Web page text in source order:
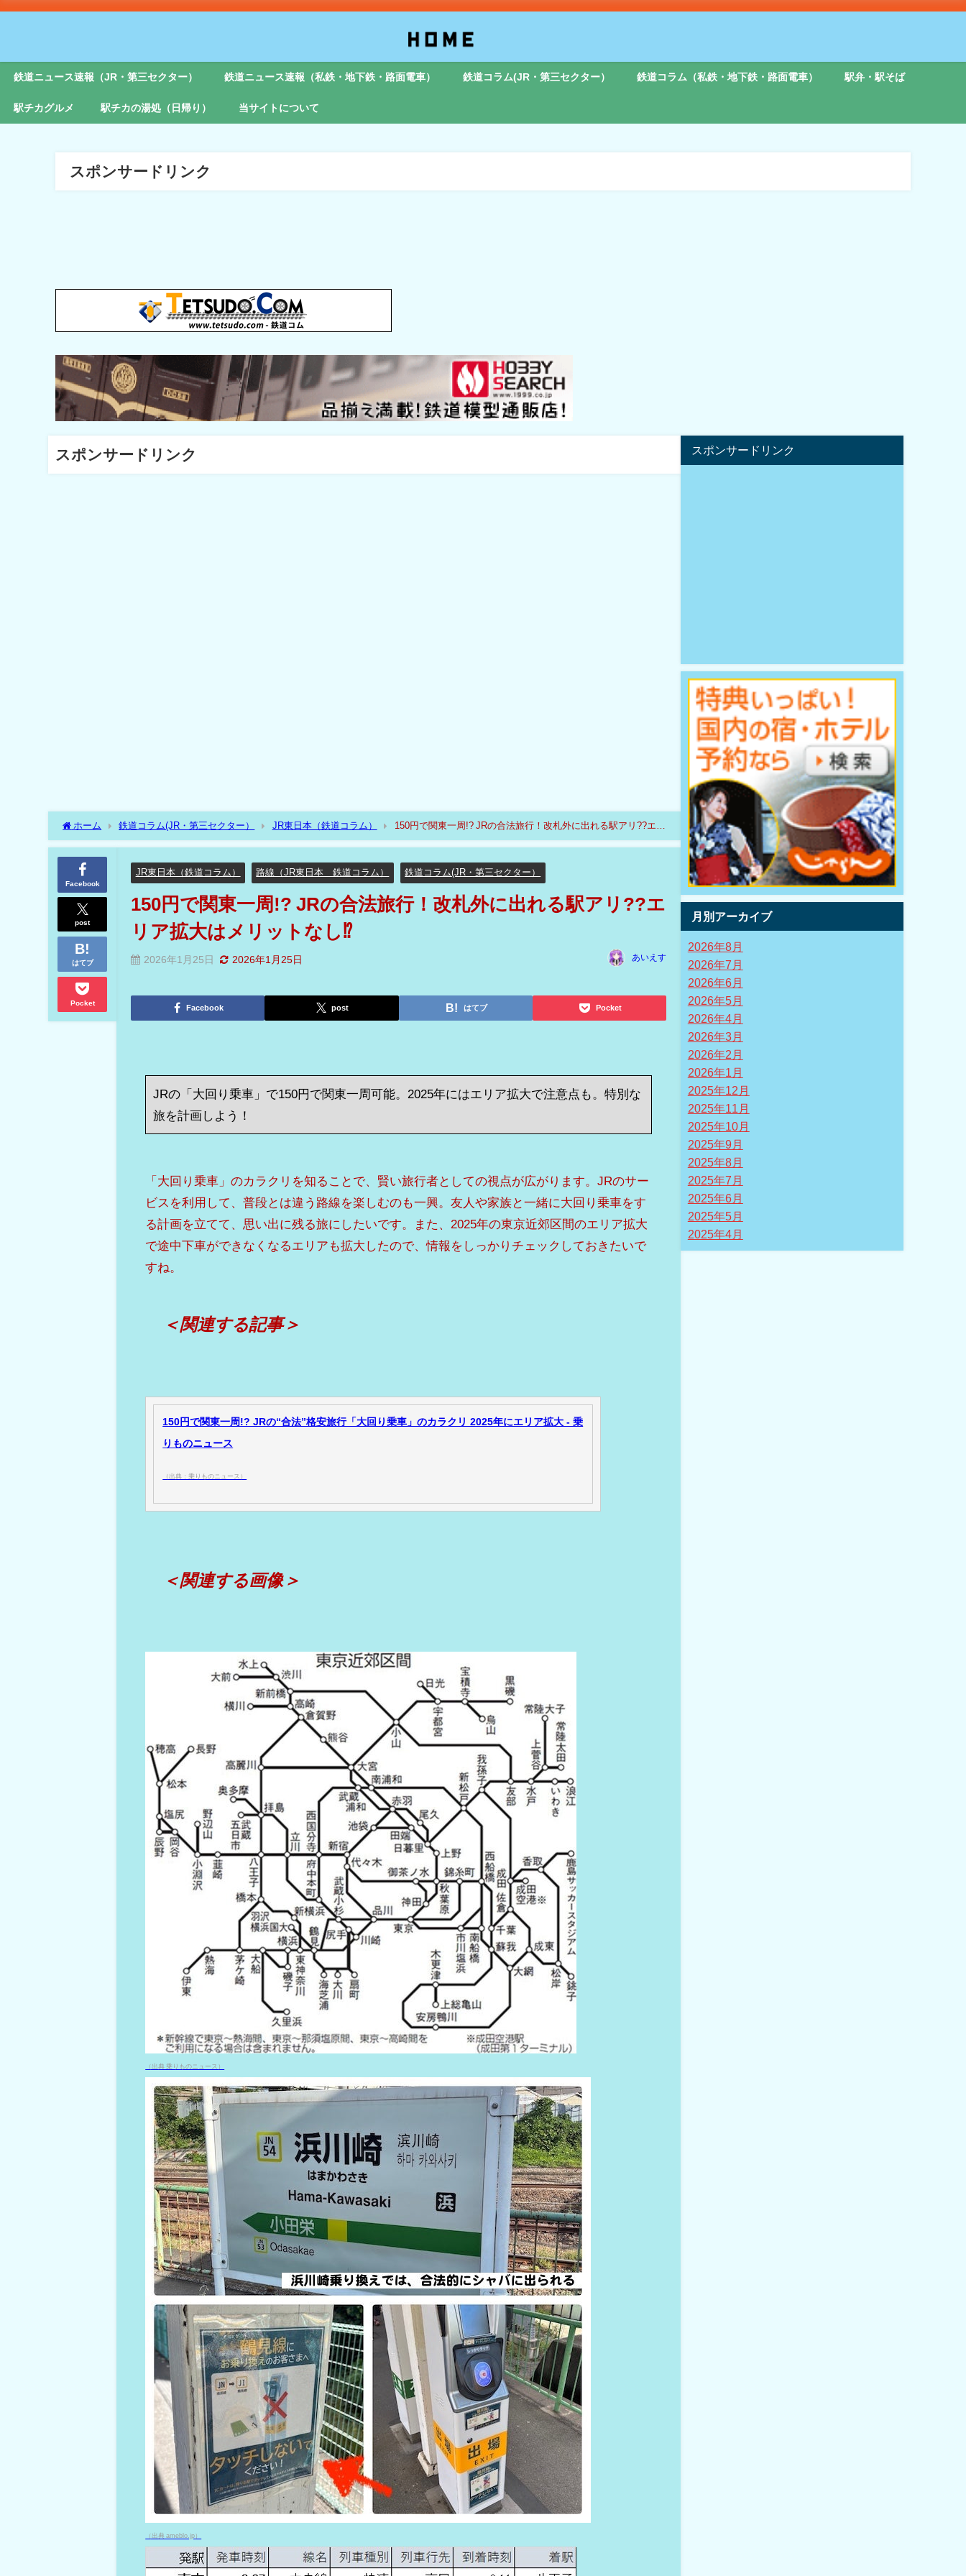
鉄道ニュース速報（JR・第三セクター） 鉄道ニュース速報（私鉄・地下鉄・路面電車） 鉄道コラム(JR・第三セクター） 鉄道コラム（私鉄・地下鉄・路面電車） 駅弁・駅そば
駅チカグルメ 駅チカの湯処（日帰り） 当サイトについて
スポンサードリンク
スポンサードリンク
ホーム 鉄道コラム(JR・第三セクター） JR東日本（鉄道コラム）
150円で関東一周!? JRの合法旅行！改札外に出れる駅アリ??エリ
ア拡大はメリットなし⁉
Facebook
post
はてブ
Pocket
JR東日本（鉄道コラム） 路線（JR東日本 鉄道コラム） 鉄道コラム(JR・第三セクター）
150円で関東一周!? JRの合法旅行！改札外に出れる駅アリ??エ
リア拡大はメリットなし⁉
2026年1月25日 2026年1月25日 あいえす
Facebook post はてブ Pocket
JRの「大回り乗車」で150円で関東一周可能。2025年にはエリア拡大で注意点も。特別な
旅を計画しよう！
「大回り乗車」のカラクリを知ることで、賢い旅行者としての視点が広がります。JRのサー
ビスを利用して、普段とは違う路線を楽しむのも一興。友人や家族と一緒に大回り乗車をす
る計画を立てて、思い出に残る旅にしたいです。また、2025年の東京近郊区間のエリア拡大
で途中下車ができなくなるエリアも拡大したので、情報をしっかりチェックしておきたいで
すね。
＜関連する記事＞
150円で関東一周!? JRの“合法”格安旅行「大回り乗車」のカラクリ 2025年にエリア拡大 - 乗
りものニュース
（出典：乗りものニュース）
＜関連する画像＞
（出典 乗りものニュース）
（出典 ameblo.jp）
スポンサードリンク
月別アーカイブ
2026年8月
2026年7月
2026年6月
2026年5月
2026年4月
2026年3月
2026年2月
2026年1月
2025年12月
2025年11月
2025年10月
2025年9月
2025年8月
2025年7月
2025年6月
2025年5月
2025年4月